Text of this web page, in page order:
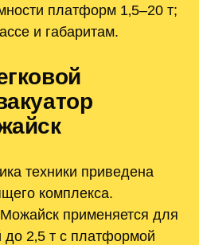
платформ 1‚5–20 т;
и габаритам.
техники приведена
комплекса.
применяется для
2‚5 т с платформой